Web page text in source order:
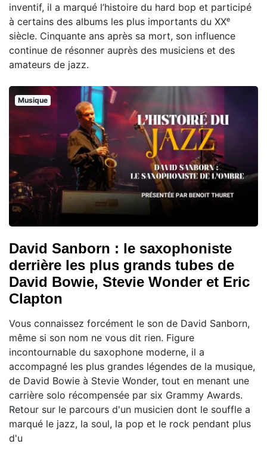
inventif, il a marqué l’histoire du hard bop et participé
à certains des albums les plus importants du XXᵉ
siècle. Cinquante ans après sa mort, son influence
continue de résonner auprès des musiciens et des
amateurs de jazz.
Musique
David Sanborn : le saxophoniste
derrière les plus grands tubes de
David Bowie, Stevie Wonder et Eric
Clapton
Vous connaissez forcément le son de David Sanborn,
même si son nom ne vous dit rien. Figure
incontournable du saxophone moderne, il a
accompagné les plus grandes légendes de la musique,
de David Bowie à Stevie Wonder, tout en menant une
carrière solo récompensée par six Grammy Awards.
Retour sur le parcours d'un musicien dont le souffle a
marqué le jazz, la soul, la pop et le rock pendant plus
d'u